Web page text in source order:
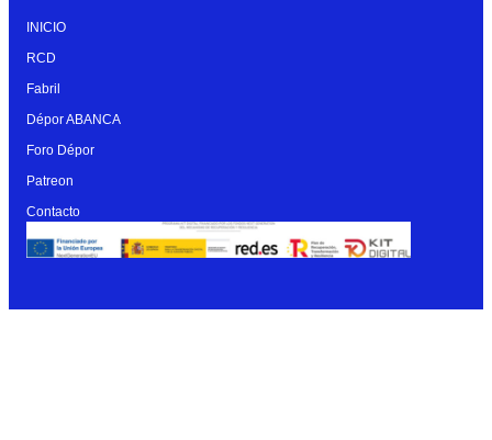
INICIO
RCD
Fabril
Dépor ABANCA
Foro Dépor
Patreon
Contacto